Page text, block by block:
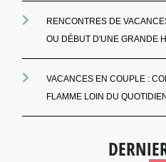
RENCONTRES DE
OU DÉBUT D'UNE GRANDE
VACANCES EN COUPLE :
FLAMME LOIN DU